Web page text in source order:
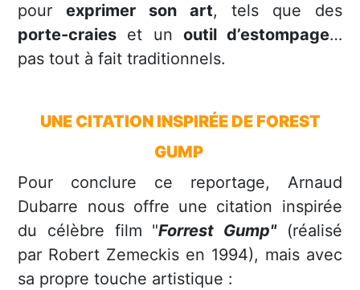
pourexprimer son art, tels que des
porte-craies et un outil d’estompage…
pas tout à fait traditionnels.
UNE CITATION INSPIRÉE DE FOREST
GUMP
Pour conclure ce reportage, Arnaud
Dubarre nous offre une citation inspirée
du célèbre film "Forrest Gump"(réalisé
par Robert Zemeckis en 1994), mais avec
sa propre touche artistique :